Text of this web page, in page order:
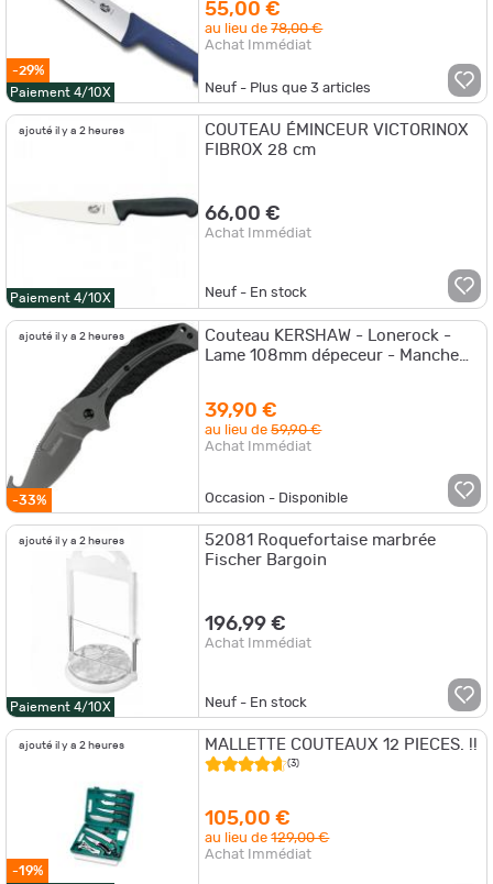
-29%
Paiement 4/10X
55,00 €
au lieu de78,00 €
Achat Immédiat
Neuf - Plus que3 articles
ajouté il y a 2 heures
Paiement 4/10X
COUTEAU ÉMINCEUR VICTORINOX
FIBROX 28 cm
66,00 €
Achat Immédiat
Neuf - En stock
ajouté il y a 2 heures
-33%
Couteau KERSHAW - Lonerock -
Lame 108mm dépeceur - Manche
39,90 €
au lieu de59,90 €
Achat Immédiat
Occasion - Disponible
ajouté il y a 2 heures
Paiement 4/10X
52081 Roquefortaise marbrée
Fischer Bargoin
196,99 €
Achat Immédiat
Neuf - En stock
ajouté il y a 2 heures
-19%
MALLETTE COUTEAUX 12 PIECES. !!
(3)
105,00 €
au lieu de129,00 €
Achat Immédiat